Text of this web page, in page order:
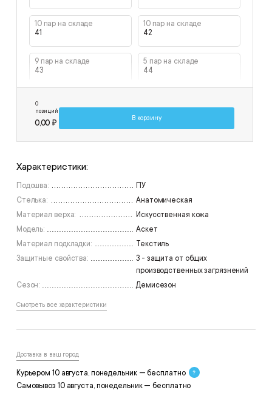
10 пар на складе
41
10 пар на складе
42
9 пар на складе
43
5 пар на складе
44
45
46
0
позиций
0,00 ₽
В корзину
Характеристики:
Подошва:
ПУ
Стелька:
Анатомическая
Материал верха:
Искусственная кожа
Модель:
Аскет
Материал подкладки:
Текстиль
Защитные свойства:
З - защита от общих
производственных загрязнений
Сезон:
Демисезон
Смотреть все характеристики
Доставка в ваш город
Курьером 10 августа, понедельник — бесплатно
Самовывоз 10 августа, понедельник — бесплатно